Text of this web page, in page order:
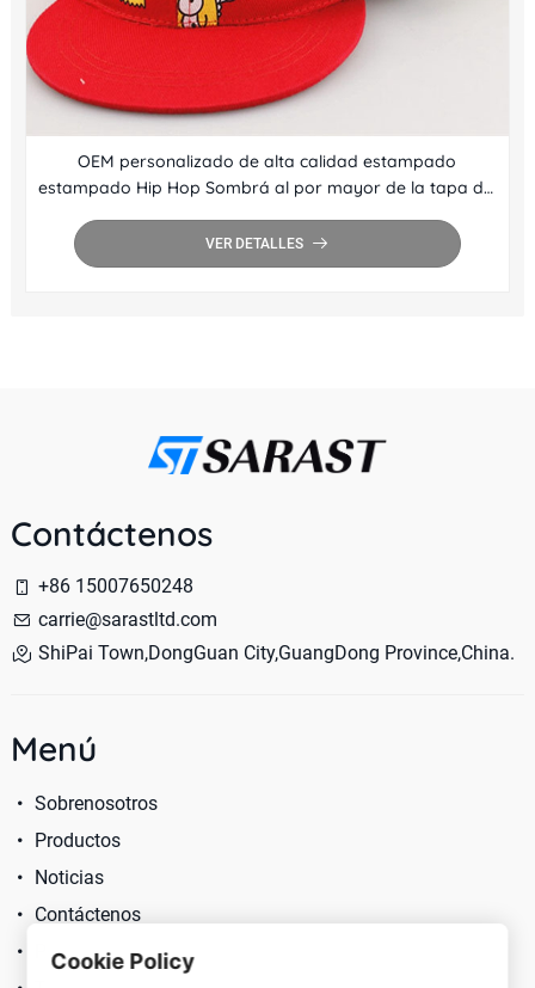
OEM personalizado de alta calidad estampado
estampado Hip Hop Sombrá al por mayor de la tapa del
VER DETALLES
Contáctenos
+86 15007650248
carrie@sarastltd.com
ShiPai Town,DongGuan City,GuangDong Province,China.
Menú
Sobrenosotros
Productos
Noticias
Contáctenos
Política De Privacidad
Cookie Policy